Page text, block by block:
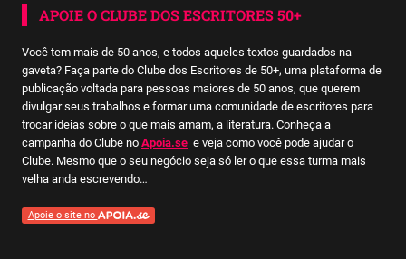
APOIE O CLUBE DOS ESCRITORES 50+
Você tem mais de 50 anos, e todos aqueles textos guardados na
gaveta? Faça parte do Clube dos Escritores de 50+, uma plataforma de
publicação voltada para pessoas maiores de 50 anos, que querem
divulgar seus trabalhos e formar uma comunidade de escritores para
trocar ideias sobre o que mais amam, a literatura. Conheça a
campanha do Clube no Apoia.se e veja como você pode ajudar o
Clube. Mesmo que o seu negócio seja só ler o que essa turma mais
velha anda escrevendo…
Apoie o site no